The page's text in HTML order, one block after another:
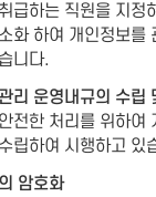
급하는 직원을 지정
화 하여 개인정보를
니다.
리 운영내규의 수립
전한 처리를 위하여
립하여 시행하고 있
암호화